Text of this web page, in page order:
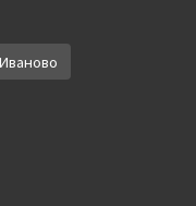
Иваново